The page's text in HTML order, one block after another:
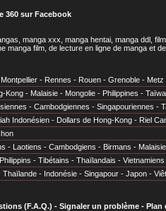
360 sur Facebook
manga xxx, manga hentai, manga ddl,
manga film, de lecture en ligne de manga et
Montpellier - Rennes - Rouen - Grenoble - Metz
Kong - Malaisie - Mongolie - Philippines -
- Cambodgiennes - Singapouriennes -
Indonésien - Dollars de Hong-Kong - Riel
- Laotiens - Cambodgiens - Birmans -
Philippins - Tibétains - Thaïlandais - Vietnamiens
Thaïlande - Indonésie - Singapour - Japon -
(F.A.Q.) - Signaler un problème- Plan